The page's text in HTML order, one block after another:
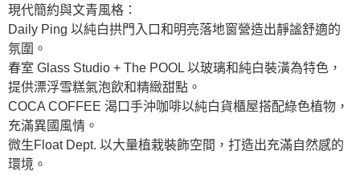
現代簡約與文青風格：
Daily Ping 以純白拱門入口和明亮落地窗營造出靜謐舒適的
氛圍。
春室 Glass Studio + The POOL 以玻璃和純白裝潢為特色，
提供漂浮雪糕氣泡飲和精緻甜點。
COCA COFFEE 渴口手沖咖啡以純白貨櫃屋搭配綠色植物，
充滿異國風情。
微生Float Dept. 以大量植栽裝飾空間，打造出充滿自然感的
環境。